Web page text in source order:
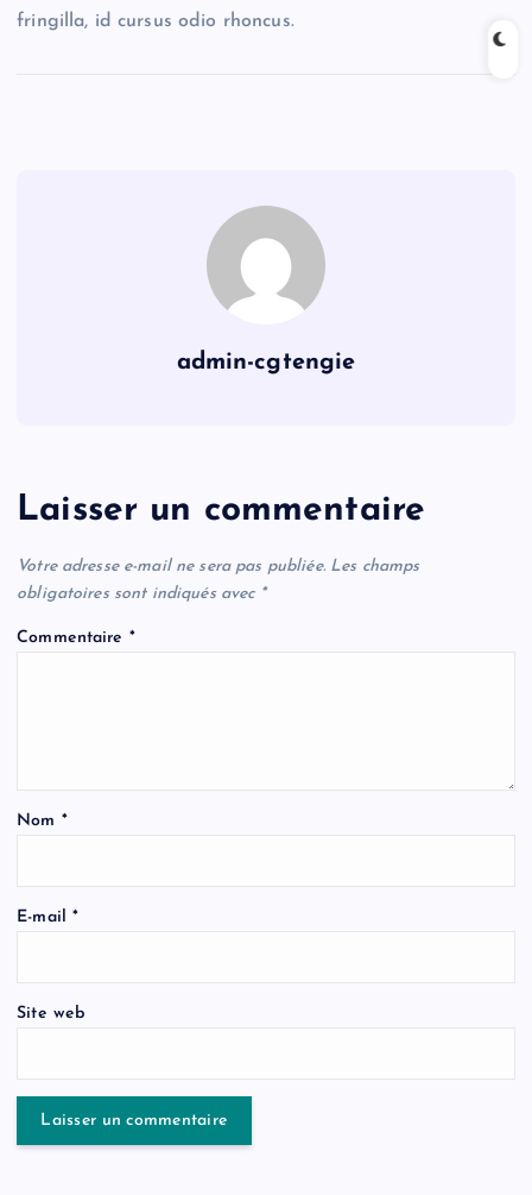
fringilla, id cursus odio rhoncus.
admin-cgtengie
Laisser un commentaire
Votre adresse e-mail ne sera pas publiée. Les champs
obligatoires sont indiqués avec *
Commentaire *
Nom *
E-mail*
Site web